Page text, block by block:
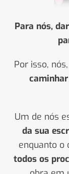
Para nós,
Por isso, nós,
Um de nós
da sua
enquanto o
todos os